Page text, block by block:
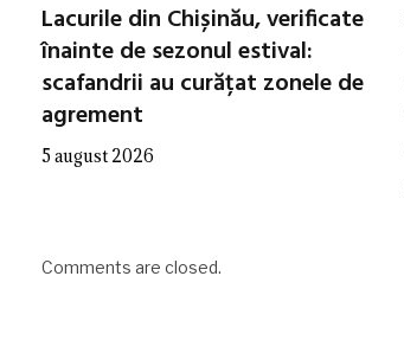
Lacurile din Chișinău, verificate
înainte de sezonul estival:
scafandrii au curățat zonele de
agrement
5 august 2026
Comments are closed.